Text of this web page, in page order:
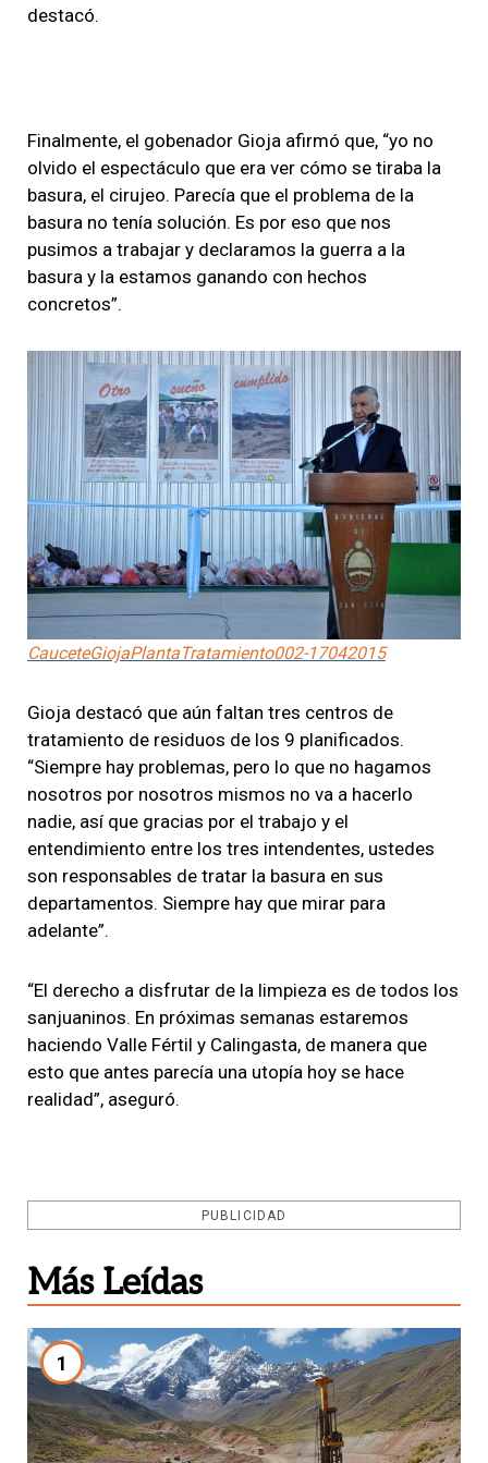
destacó.
Finalmente, el gobenador Gioja afirmó que, “yo no
olvido el espectáculo que era ver cómo se tiraba la
basura, el cirujeo. Parecía que el problema de la
basura no tenía solución. Es por eso que nos
pusimos a trabajar y declaramos la guerra a la
basura y la estamos ganando con hechos
concretos”.
CauceteGiojaPlantaTratamiento002-17042015
Gioja destacó que aún faltan tres centros de
tratamiento de residuos de los 9 planificados.
“Siempre hay problemas, pero lo que no hagamos
nosotros por nosotros mismos no va a hacerlo
nadie, así que gracias por el trabajo y el
entendimiento entre los tres intendentes, ustedes
son responsables de tratar la basura en sus
departamentos. Siempre hay que mirar para
adelante”.
“El derecho a disfrutar de la limpieza es de todos los
sanjuaninos. En próximas semanas estaremos
haciendo Valle Fértil y Calingasta, de manera que
esto que antes parecía una utopía hoy se hace
realidad”, aseguró.
PUBLICIDAD
Más Leídas
1